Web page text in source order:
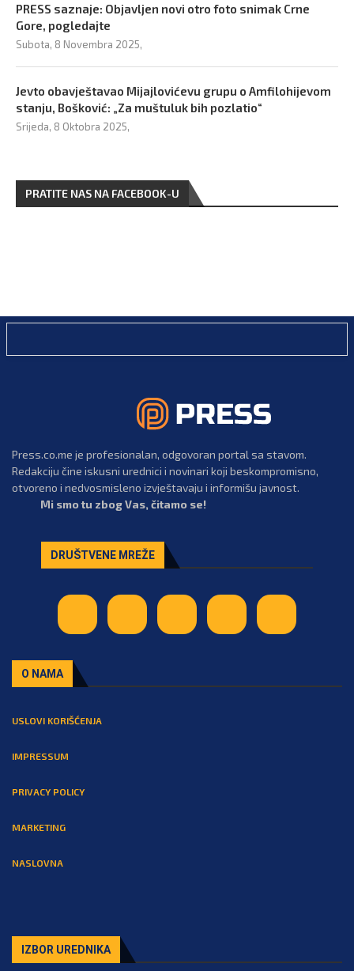
PRESS saznaje: Objavljen novi otro foto snimak Crne
Gore, pogledajte
Subota, 8 Novembra 2025,
Jevto obavještavao Mijajlovićevu grupu o Amfilohijevom
stanju, Bošković: „Za muštuluk bih pozlatio“
Srijeda, 8 Oktobra 2025,
PRATITE NAS NA FACEBOOK-U
Press.co.me je profesionalan, odgovoran portal sa stavom.
Redakciju čine iskusni urednici i novinari koji beskompromisno,
otvoreno i nedvosmisleno izvještavaju i informišu javnost.
Mi smo tu zbog Vas, čitamo se!
DRUŠTVENE MREŽE
O NAMA
USLOVI KORIŠĆENJA
IMPRESSUM
PRIVACY POLICY
MARKETING
NASLOVNA
IZBOR UREDNIKA